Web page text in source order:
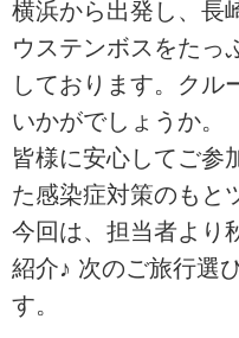
横浜から出発し、長
ウステンボスをたっ
しております。クル
いかがでしょうか。
皆様に安心してご参
た感染症対策のもと
今回は、担当者より
紹介♪ 次のご旅行選
す。